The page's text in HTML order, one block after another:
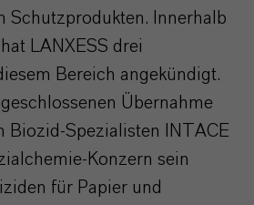
Schutzprodukten. Innerhalb
LANXESS drei
Bereich angekündigt.
Übernahme
Biozid-Spezialisten INTACE
Konzern sein
für Papier und